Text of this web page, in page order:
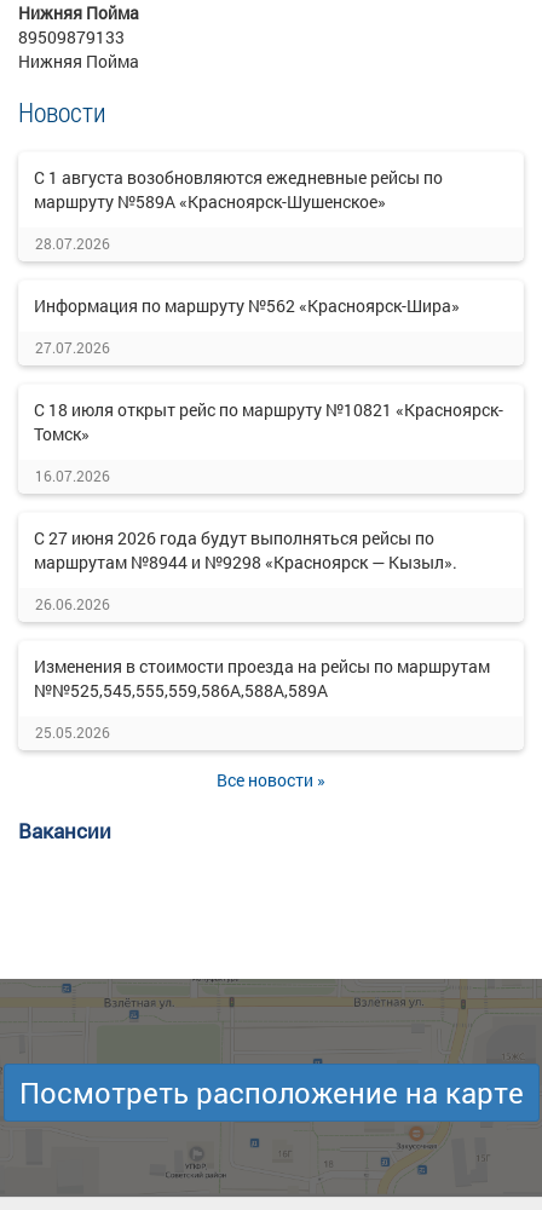
Нижняя Пойма
89509879133
Нижняя Пойма
Новости
С 1 августа возобновляются ежедневные рейсы по
маршруту №589А «Красноярск-Шушенское»
28.07.2026
Информация по маршруту №562 «Красноярск-Шира»
27.07.2026
С 18 июля открыт рейс по маршруту №10821 «Красноярск-
Томск»
16.07.2026
С 27 июня 2026 года будут выполняться рейсы по
маршрутам №8944 и №9298 «Красноярск — Кызыл».
26.06.2026
Изменения в стоимости проезда на рейсы по маршрутам
№№525,545,555,559,586А,588А,589А
25.05.2026
Все новости »
Вакансии
Посмотреть расположение на карте